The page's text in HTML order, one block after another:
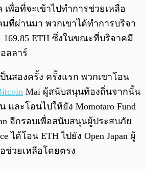
พื่อที่จะเข้าไปทำการช่วยเหลือ
ที่ผ่านมา พวกเขาได้ทำการบริจา
169.85 ETH ซึ่งในขณะที่บริจาคมี
ลลาร์
นสองครั้ง ครั้งแรก พวกเขาโอน
Mai ผู้สนับสนุนท้องถิ่นจากนั้น
และโอนไปให้ยัง Momotaro Fund
อีกรอบเพื่อสนับสนุนผู้ประสบภัย
ได้โอน ETH ไปยัง Open Japan ผู้
ช่วยเหลือโดยตรง